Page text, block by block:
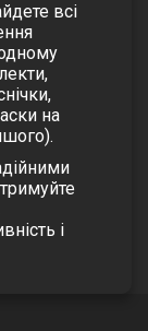
всі
на
і